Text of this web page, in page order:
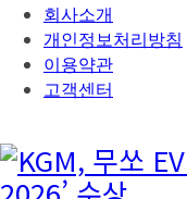
회사소개
개인정보처리방침
이용약관
고객센터